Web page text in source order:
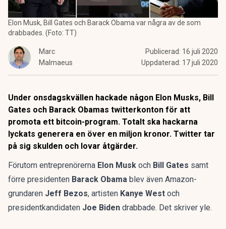
Elon Musk, Bill Gates och Barack Obama var några av de som
drabbades. (Foto: TT)
Marc
Malmaeus
Publicerad: 16 juli 2020
Uppdaterad: 17 juli 2020
Under onsdagskvällen hackade någon Elon Musks, Bill
Gates och Barack Obamas twitterkonton för att
promota ett bitcoin-program. Totalt ska hackarna
lyckats generera en över en miljon kronor. Twitter tar
på sig skulden och lovar åtgärder.
Förutom entreprenörerna Elon Musk och Bill Gates samt
förre presidenten Barack Obama blev även Amazon-
grundaren Jeff Bezos, artisten Kanye West och
presidentkandidaten Joe Biden drabbade. Det skriver yle.